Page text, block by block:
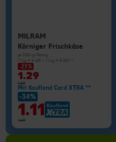
MILRAM
Körniger Frischkäse
je 200-g-Packg.
(1 kg = 6.45) / (1 kg = 5.55)**
-23%
1.29
1.69
Mit Kaufland Card XTRA **
-34%
1.11
1.69